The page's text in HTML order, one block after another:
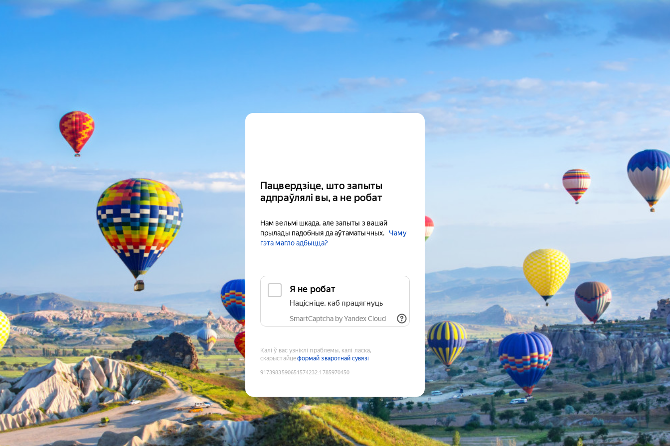
Пацвердзіце, што запыты
адпраўлялі вы, а не робат
Нам вельмі шкада, але запыты з вашай
прылады падобныя да аўтаматычных.
Чаму
гэта магло адбыцца?
Я не робат
Націсніце, каб працягнуць
SmartCaptcha by Yandex Cloud
Калі ў вас узніклі праблемы, калі ласка,
скарыстайцеформай зваротнай сувязі
9173983590651574232:1785970450